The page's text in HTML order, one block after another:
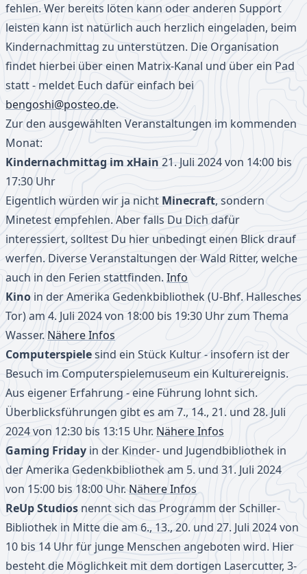
fehlen. Wer bereits löten kann oder anderen Support
leisten kann ist natürlich auch herzlich eingeladen, beim
Kindernachmittag zu unterstützen. Die Organisation
findet hierbei über einen Matrix-Kanal und über ein Pad
statt - meldet Euch dafür einfach bei
bengoshi@posteo.de.
Zur den ausgewählten Veranstaltungen im kommenden
Monat:
Kindernachmittag im xHain 21. Juli 2024 von 14:00 bis
17:30 Uhr
Eigentlich würden wir ja nicht Minecraft, sondern
Minetest empfehlen. Aber falls Du Dich dafür
interessiert, solltest Du hier unbedingt einen Blick drauf
werfen. Diverse Veranstaltungen der Wald Ritter, welche
auch in den Ferien stattfinden. Info
Kino in der Amerika Gedenkbibliothek (U-Bhf. Hallesches
Tor) am 4. Juli 2024 von 18:00 bis 19:30 Uhr zum Thema
Wasser. Nähere Infos
Computerspielesind ein Stück Kultur - insofern ist der
Besuch im Computerspielemuseum ein Kulturereignis.
Aus eigener Erfahrung - eine Führung lohnt sich.
Überblicksführungen gibt es am 7., 14., 21. und 28. Juli
2024 von 12:30 bis 13:15 Uhr. Nähere Infos
Gaming Friday in der Kinder- und Jugendbibliothek in
der Amerika Gedenkbibliothek am 5. und 31. Juli 2024
von 15:00 bis 18:00 Uhr. Nähere Infos
ReUp Studios nennt sich das Programm der Schiller-
Bibliothek in Mitte die am 6., 13., 20. und 27. Juli 2024 von
10 bis 14 Uhr für junge Menschen angeboten wird. Hier
besteht die Möglichkeit mit dem dortigen Lasercutter, 3-